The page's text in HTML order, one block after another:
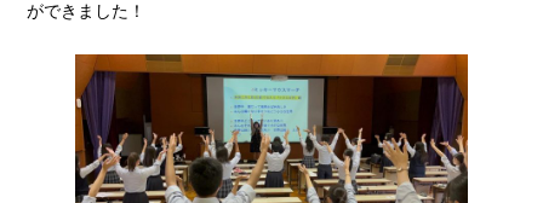
ができました！